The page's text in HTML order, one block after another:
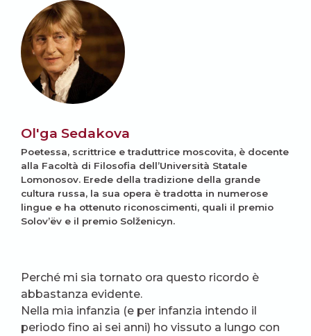
Ol'ga Sedakova
Poetessa, scrittrice e traduttrice moscovita, è docente
alla Facoltà di Filosofia dell’Università Statale
Lomonosov. Erede della tradizione della grande
cultura russa, la sua opera è tradotta in numerose
lingue e ha ottenuto riconoscimenti, quali il premio
Solov’ëv e il premio Solženicyn.
Perché mi sia tornato ora questo ricordo è
abbastanza evidente.
Nella mia infanzia (e per infanzia intendo il
periodo fino ai sei anni) ho vissuto a lungo con